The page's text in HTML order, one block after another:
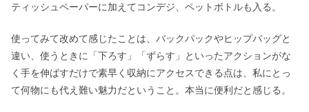
ティッシュペーパーに加えてコンデジ、ペットボトルも入る。
使ってみて改めて感じたことは、バックパックやヒップバッグと
違い、使うときに「下ろす」「ずらす」といったアクションがな
く手を伸ばすだけで素早く収納にアクセスできる点は、私にとっ
て何物にも代え難い魅力だということ。本当に便利だと感じる。